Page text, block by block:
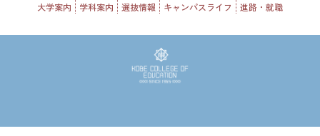
大学案内 学科案内 選抜情報 キャンパスライフ 進路・就職